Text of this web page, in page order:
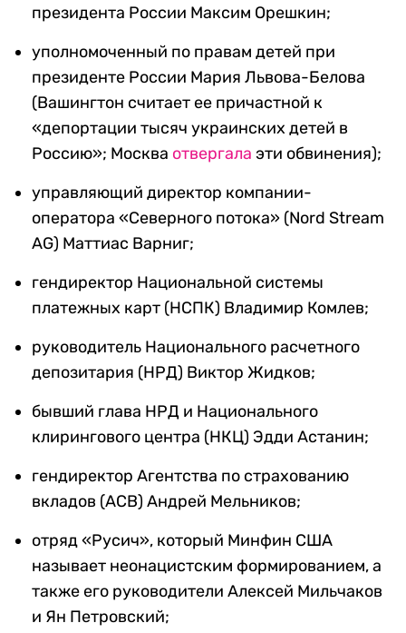
президента России Максим Орешкин;
уполномоченный по правам детей при
президенте России Мария Львова-Белова
(Вашингтон считает ее причастной к
«депортации тысяч украинских детей в
Россию»; Москва отвергала эти обвинения);
управляющий директор компании-
оператора «Северного потока» (Nord Stream
AG) Маттиас Варниг;
гендиректор Национальной cистемы
платежных карт (НСПК) Владимир Комлев;
руководитель Национального расчетного
депозитария (НРД) Виктор Жидков;
бывший глава НРД и Национального
клирингового центра (НКЦ) Эдди Астанин;
гендиректор Агентства по страхованию
вкладов (АСВ) Андрей Мельников;
отряд «Русич», который Минфин США
называет неонацистским формированием, а
также его руководители Алексей Мильчаков
и Ян Петровский;